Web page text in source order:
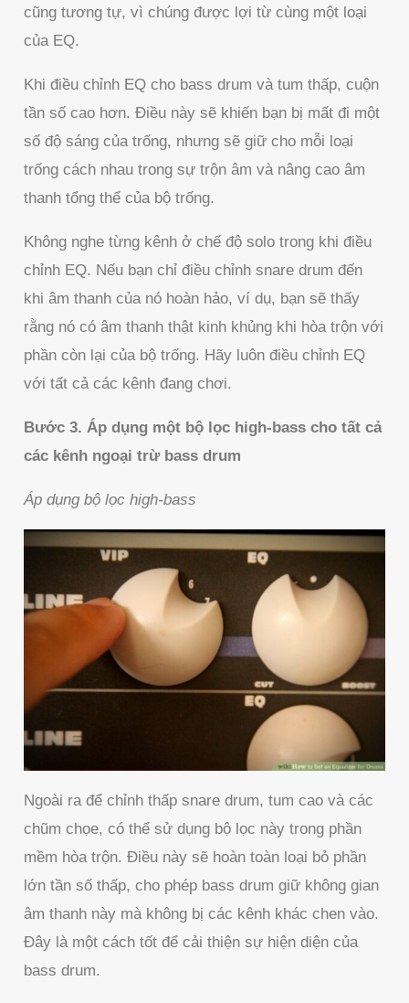
cũng tương tự, vì chúng được lợi từ cùng một loại
của EQ.
Khi điều chỉnh EQ cho bass drum và tum thấp, cuộn
tần số cao hơn. Điều này sẽ khiến bạn bị mất đi một
số độ sáng của trống, nhưng sẽ giữ cho mỗi loại
trống cách nhau trong sự trộn âm và nâng cao âm
thanh tổng thể của bộ trống.
Không nghe từng kênh ở chế độ solo trong khi điều
chỉnh EQ. Nếu bạn chỉ điều chỉnh snare drum đến
khi âm thanh của nó hoàn hảo, ví dụ, bạn sẽ thấy
rằng nó có âm thanh thật kinh khủng khi hòa trộn với
phần còn lại của bộ trống. Hãy luôn điều chỉnh EQ
với tất cả các kênh đang chơi.
Bước 3. Áp dụng một bộ lọc high-bass cho tất cả
các kênh ngoại trừ bass drum
Áp dụng bộ lọc high-bass
Ngoài ra để chỉnh thấp snare drum, tum cao và các
chũm chọe, có thể sử dụng bộ lọc này trong phần
mềm hòa trộn. Điều này sẽ hoàn toàn loại bỏ phần
lớn tần số thấp, cho phép bass drum giữ không gian
âm thanh này mà không bị các kênh khác chen vào.
Đây là một cách tốt để cải thiện sự hiện diện của
bass drum.